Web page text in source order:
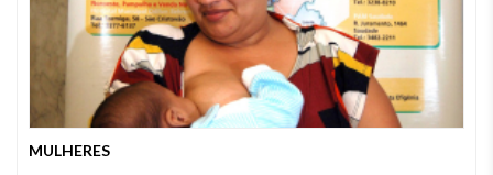
MULHERES